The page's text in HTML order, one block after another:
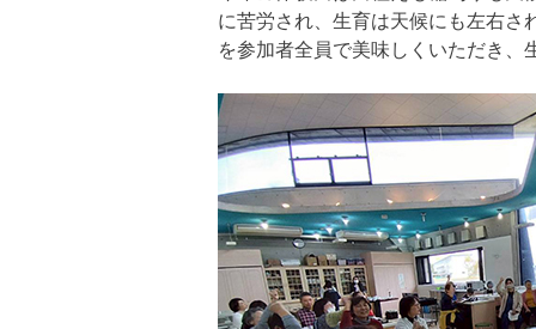
に苦労され、生育は天候にも左右さ
を参加者全員で美味しくいただき